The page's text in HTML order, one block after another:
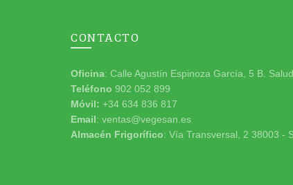
CONTACTO
Oficina: Calle Agustín Espinoza García, 5 B.
Teléfono 902 052 899
Móvil: +34 634 836 817
Email: ventas@vegesan.es
Almacén Frigorífico: Vía Transversal, 2 38003 -